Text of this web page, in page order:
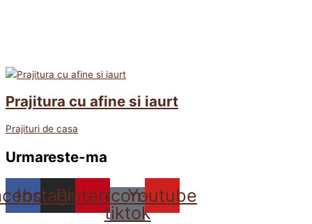
Prajitura cu afine si iaurt
Prajituri de casa
Urmareste-ma
Instagram
Pinterest
Icon-
tiktok
Youtube